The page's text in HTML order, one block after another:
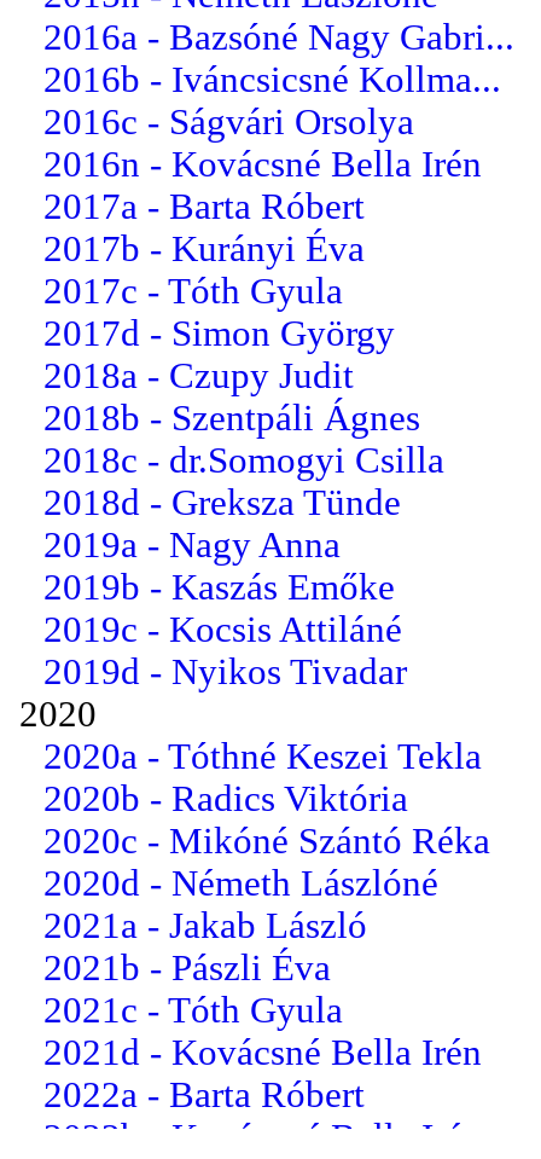
2016a - Bazsóné Nagy Gabri...
2016b - Iváncsicsné Kollma...
2016c - Ságvári Orsolya
2016n - Kovácsné Bella Irén
2017a - Barta Róbert
2017b - Kurányi Éva
2017c - Tóth Gyula
2017d - Simon György
2018a - Czupy Judit
2018b - Szentpáli Ágnes
2018c - dr.Somogyi Csilla
2018d - Greksza Tünde
2019a - Nagy Anna
2019b - Kaszás Emőke
2019c - Kocsis Attiláné
2019d - Nyikos Tivadar
2020
2020a - Tóthné Keszei Tekla
2020b - Radics Viktória
2020c - Mikóné Szántó Réka
2020d - Németh Lászlóné
2021a - Jakab László
2021b - Pászli Éva
2021c - Tóth Gyula
2021d - Kovácsné Bella Irén
2022a - Barta Róbert
2022b - Kovácsné Bella Irén